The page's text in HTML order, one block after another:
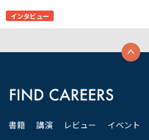
インタビュー
書籍 講演 レビュー イベント